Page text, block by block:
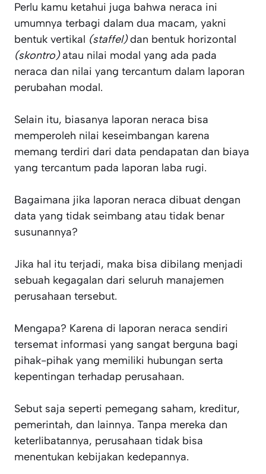
Perlu kamu ketahui juga bahwa neraca ini
umumnya terbagi dalam dua macam, yakni
bentuk vertikal (staffel)dan bentuk horizontal
(skontro)atau nilai modal yang ada pada
neraca dan nilai yang tercantum dalam laporan
perubahan modal.
Selain itu, biasanya laporan neraca bisa
memperoleh nilai keseimbangan karena
memang terdiri dari data pendapatan dan biaya
yang tercantum pada laporan laba rugi.
Bagaimana jika laporan neraca dibuat dengan
data yang tidak seimbang atau tidak benar
susunannya?
Jika hal itu terjadi, maka bisa dibilang menjadi
sebuah kegagalan dari seluruh manajemen
perusahaan tersebut.
Mengapa? Karena di laporan neraca sendiri
tersemat informasi yang sangat berguna bagi
pihak-pihak yang memiliki hubungan serta
kepentingan terhadap perusahaan.
Sebut saja seperti pemegang saham, kreditur,
pemerintah, dan lainnya. Tanpa mereka dan
keterlibatannya, perusahaan tidak bisa
menentukan kebijakan kedepannya.